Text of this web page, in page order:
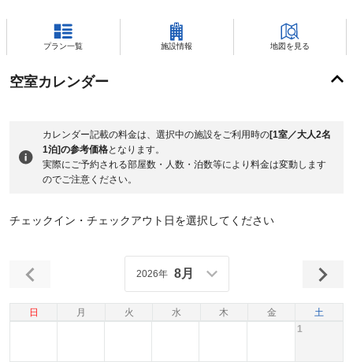
プラン一覧 施設情報 地図を見る
空室カレンダー
カレンダー記載の料金は、選択中の施設をご利用時の[1室／大人2名
1泊]の参考価格となります。
実際にご予約される部屋数・人数・泊数等により料金は変動します
のでご注意ください。
チェックイン・チェックアウト日を選択してください
日 月 火 水 木 金 土
2026年 8月
1